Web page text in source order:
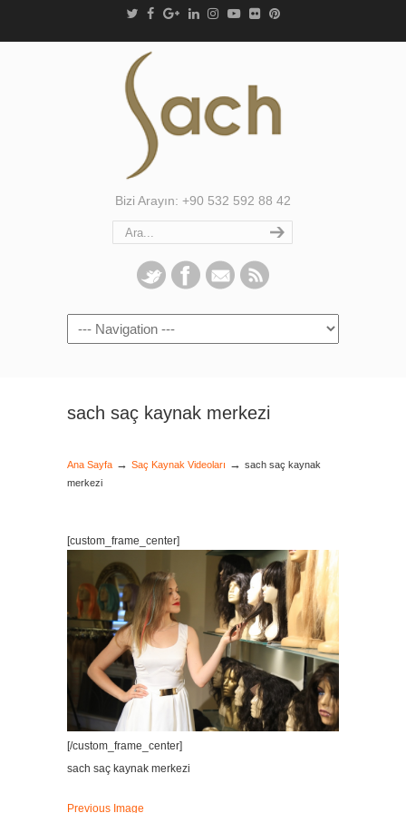
Bizi Arayın: +90 532 592 88 42
Navigation
sach saç kaynak merkezi
Ana Sayfa → Saç Kaynak Videoları → sach saç kaynak
merkezi
[custom_frame_center]
[/custom_frame_center]
sach saç kaynak merkezi
Previous Image